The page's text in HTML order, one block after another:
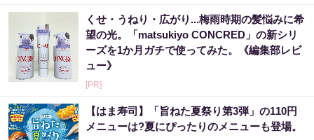
くせ・うねり・広がり...梅雨時期の髪悩みに希
望の光。「matsukiyo CONCRED」の新シリ
ーズを1か月ガチで使ってみた。《編集部レビ
ュー》
[PR]
【はま寿司】「旨ねた夏祭り第3弾」の110円
メニューは?夏にぴったりのメニューも登場。